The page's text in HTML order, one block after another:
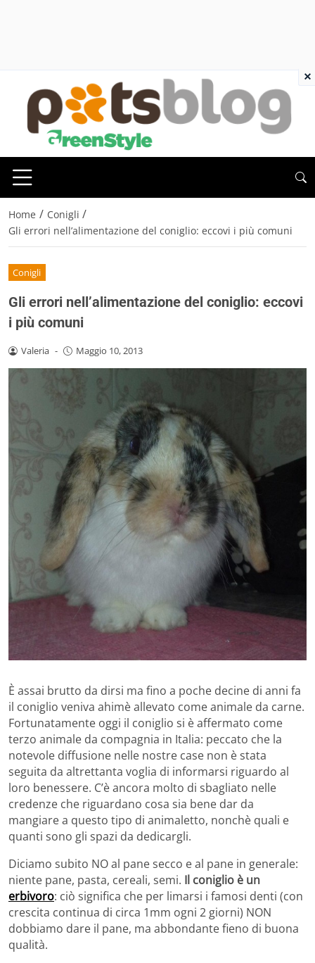
Home / Conigli /
Gli errori nell’alimentazione del coniglio: eccovi i più comuni
Conigli
Gli errori nell’alimentazione del coniglio: eccovi
i più comuni
Valeria - Maggio 10, 2013
È assai brutto da dirsi ma fino a poche decine di anni fa
il coniglio veniva ahimè allevato come animale da carne.
Fortunatamente oggi il coniglio si è affermato come
terzo animale da compagnia in Italia: peccato che la
notevole diffusione nelle nostre case non è stata
seguita da altrettanta voglia di informarsi riguardo al
loro benessere. C’è ancora molto di sbagliato nelle
credenze che riguardano cosa sia bene dar da
mangiare a questo tipo di animaletto, nonchè quali e
quanti sono gli spazi da dedicargli.
Diciamo subito NO al pane secco e al pane in generale:
niente pane, pasta, cereali, semi. Il coniglio è un
erbivoro: ciò significa che per limarsi i famosi denti (con
crescita continua di circa 1mm ogni 2 giorni) NON
dobbiamo dare il pane, ma abbondante fieno di buona
qualità.
×